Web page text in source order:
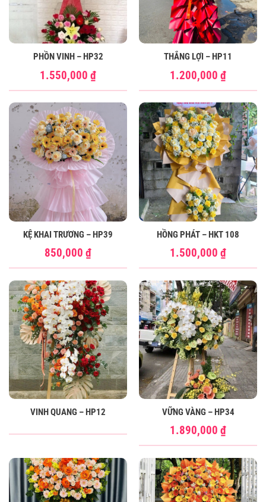
PHỒN VINH – HP32
1.550,000 ₫
THẮNG LỢI – HP11
1.200,000 ₫
KỆ KHAI TRƯƠNG – HP39
850,000 ₫
HỒNG PHÁT – HKT 108
1.500,000 ₫
VINH QUANG – HP12 VỮNG VÀNG – HP34
1.890,000 ₫